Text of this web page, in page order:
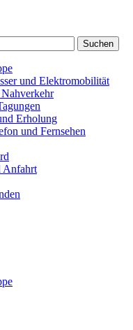
und Elektromobilität
Erholung
und Fernsehen
Anfahrt